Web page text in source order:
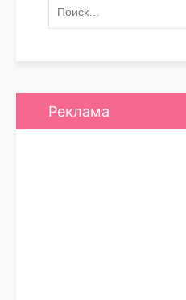
Реклама